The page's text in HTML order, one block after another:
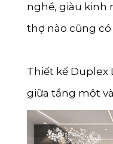
nghề, giàu kinh
thợ nào cũng
Thiết kế Duplex
giữa tầng một